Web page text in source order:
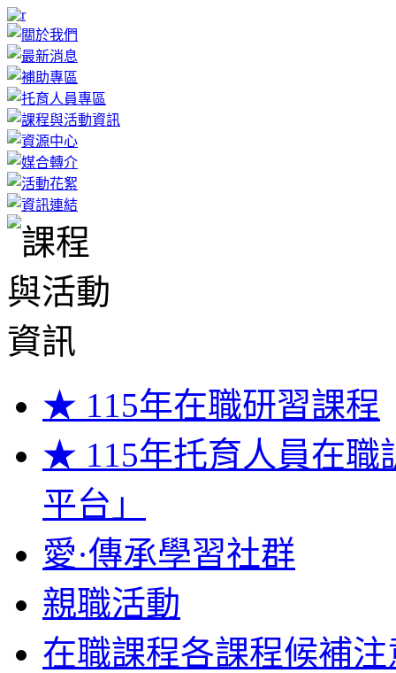
★ 115年在職研習課程
★ 115年托育人員在職
平台」
愛·傳承學習社群
親職活動
在職課程各課程候補